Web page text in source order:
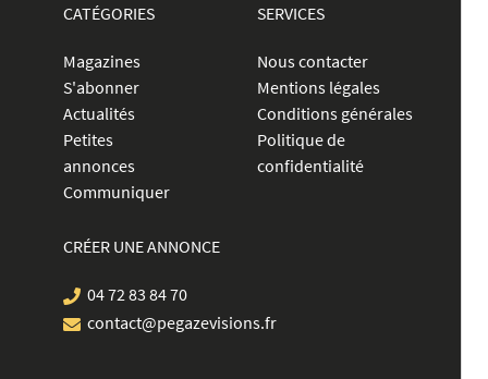
CATÉGORIES
Magazines
S'abonner
Actualités
Petites
annonces
Communiquer
SERVICES
Nous contacter
Mentions légales
Conditions générales
Politique de
confidentialité
CRÉER UNE ANNONCE
04 72 83 84 70
contact@pegazevisions.fr